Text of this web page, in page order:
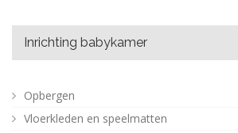
Inrichting babykamer
Opbergen
Vloerkleden en speelmatten